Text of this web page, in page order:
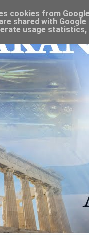
cookies from
shared with
usage statistics,